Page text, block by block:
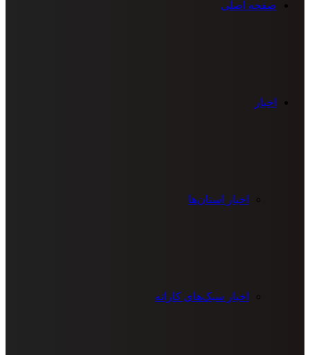
صفحه اصلی
اخبار
اخبار استان‌ها
اخبار سبک‌های کاراته